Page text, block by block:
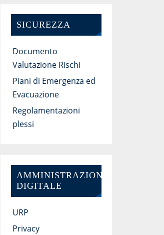
SICUREZZA
Documento
Valutazione Rischi
Piani di Emergenza ed
Evacuazione
Regolamentazioni
plessi
AMMINISTRAZIONE
DIGITALE
URP
Privacy